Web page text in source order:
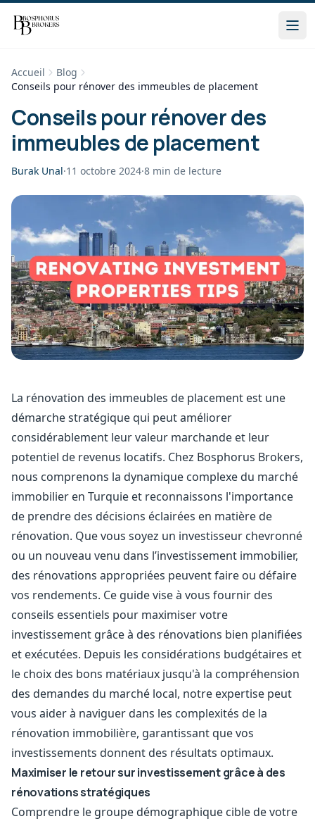
Accueil
Blog
Conseils pour rénover des immeubles de placement
Conseils pour rénover des
immeubles de placement
Burak Unal·11 octobre 2024·8 min de lecture
La rénovation des immeubles de placement est une
démarche stratégique qui peut améliorer
considérablement leur valeur marchande et leur
potentiel de revenus locatifs. Chez Bosphorus Brokers,
nous comprenons la dynamique complexe du marché
immobilier en Turquie et reconnaissons l'importance
de prendre des décisions éclairées en matière de
rénovation. Que vous soyez un investisseur chevronné
ou un nouveau venu dans l’investissement immobilier,
des rénovations appropriées peuvent faire ou défaire
vos rendements. Ce guide vise à vous fournir des
conseils essentiels pour maximiser votre
investissement grâce à des rénovations bien planifiées
et exécutées. Depuis les considérations budgétaires et
le choix des bons matériaux jusqu'à la compréhension
des demandes du marché local, notre expertise peut
vous aider à naviguer dans les complexités de la
rénovation immobilière, garantissant que vos
investissements donnent des résultats optimaux.
Maximiser le retour sur investissement grâce à des
rénovations stratégiques
Comprendre le groupe démographique cible de votre